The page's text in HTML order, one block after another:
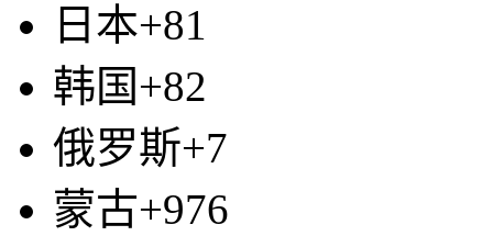
日本+81
韩国+82
俄罗斯+7
蒙古+976